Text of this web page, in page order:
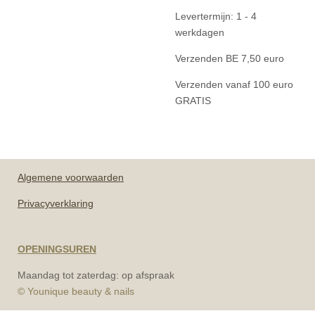
Levertermijn: 1 - 4
werkdagen
Verzenden BE 7,50 euro
Verzenden vanaf 100 euro
GRATIS
Algemene voorwaarden
Privacyverklaring
OPENINGSUREN
Maandag tot zaterdag: op afspraak
© Younique beauty & nails